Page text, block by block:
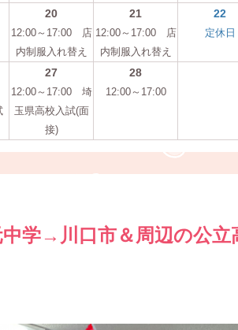
20
12:00～17:00 店
内制服入れ替え
21
12:00～17:00 店
内制服入れ替え
22
定休日
27
12:00～17:00 埼
玉県高校入試(面
接)
28
12:00～17:00
学→川口市＆周辺の公立